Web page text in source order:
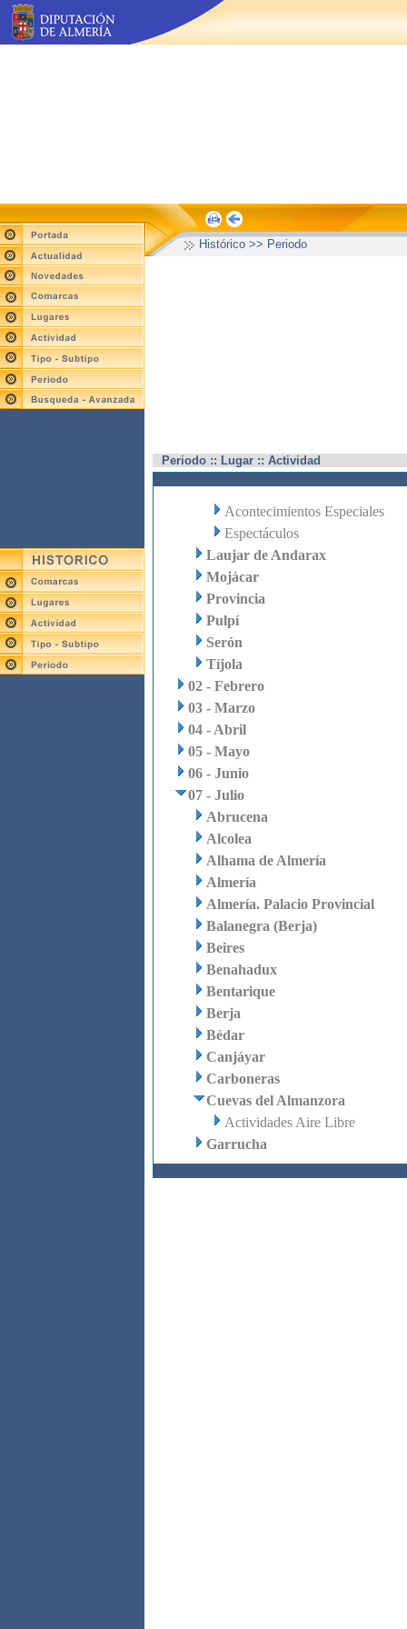
Histórico >> Periodo
Periodo :: Lugar :: Actividad
Acontecimientos Especiales
Espectáculos
Laujar de Andarax
Mojácar
Provincia
Pulpí
Serón
Tíjola
02 - Febrero
03 - Marzo
04 - Abril
05 - Mayo
06 - Junio
07 - Julio
Abrucena
Alcolea
Alhama de Almería
Almería
Almería. Palacio Provincial
Balanegra (Berja)
Beires
Benahadux
Bentarique
Berja
Bédar
Canjáyar
Carboneras
Cuevas del Almanzora
Actividades Aire Libre
Garrucha